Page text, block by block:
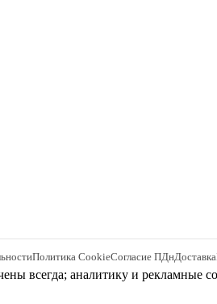
Политика CookieСогласие ПДнДоставка
всегда; аналитику и рекламные